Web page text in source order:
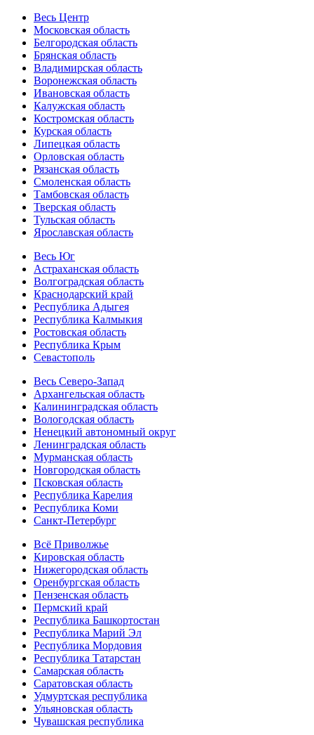
Весь Центр
Московская область
Белгородская область
Брянская область
Владимирская область
Воронежская область
Ивановская область
Калужская область
Костромская область
Курская область
Липецкая область
Орловская область
Рязанская область
Смоленская область
Тамбовская область
Тверская область
Тульская область
Ярославская область
Весь Юг
Астраханская область
Волгоградская область
Краснодарский край
Республика Адыгея
Республика Калмыкия
Ростовская область
Республика Крым
Севастополь
Весь Северо-Запад
Архангельская область
Калининградская область
Вологодская область
Ненецкий автономный округ
Ленинградская область
Мурманская область
Новгородская область
Псковская область
Республика Карелия
Республика Коми
Санкт-Петербург
Всё Приволжье
Кировская область
Нижегородская область
Оренбургская область
Пензенская область
Пермский край
Республика Башкортостан
Республика Марий Эл
Республика Мордовия
Республика Татарстан
Самарская область
Саратовская область
Удмуртская республика
Ульяновская область
Чувашская республика